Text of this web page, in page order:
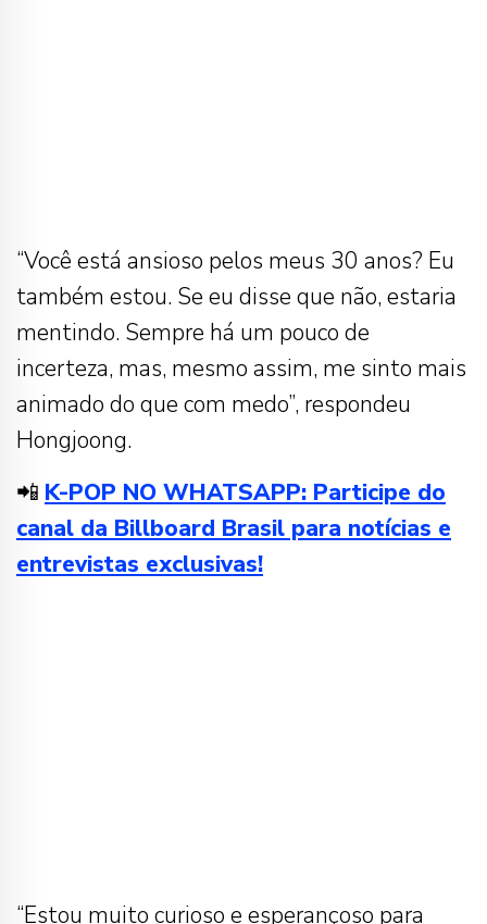
“Você está ansioso pelos meus 30 anos? Eu
também estou. Se eu disse que não, estaria
mentindo. Sempre há um pouco de
incerteza, mas, mesmo assim, me sinto mais
animado do que com medo”, respondeu
Hongjoong.
📲 K-POP NO WHATSAPP: Participe do
canal da Billboard Brasil para notícias e
entrevistas exclusivas!
“Estou muito curioso e esperançoso para